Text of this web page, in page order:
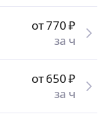
от 770₽
за ч
от 650₽
за ч